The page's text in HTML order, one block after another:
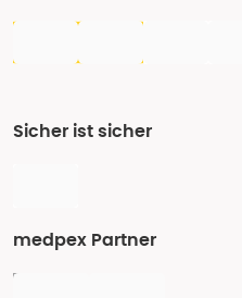
Sicher ist sicher
medpex Partner